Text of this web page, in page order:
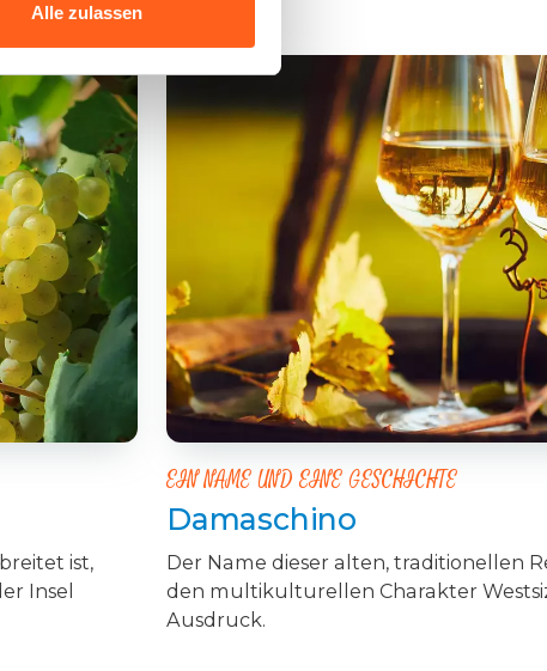
Alle zulassen
ist,
Insel
EIN NAME UND EINE GESCHICHTE
Damaschino
Der Name dieser alten, traditionellen
den multikulturellen Charakter
Ausdruck.